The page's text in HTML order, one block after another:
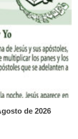
de 2026